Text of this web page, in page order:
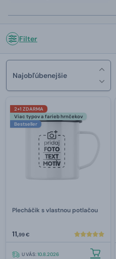
Filter
Najobľúbenejšie
2+1 ZDARMA
Viac typov a farieb hrnčekov
Bestseller
Plecháčik s vlastnou potlačou
11,99 €
U VÁS:10.8.2026